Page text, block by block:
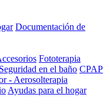
Documentación de
Fototerapia
Seguridad en el baño CPAP
- Aerosolterapia
Ayudas para el hogar